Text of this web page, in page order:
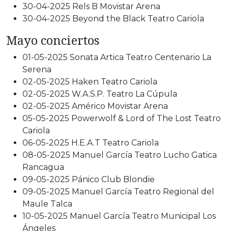
30-04-2025 Rels B Movistar Arena
30-04-2025 Beyond the Black Teatro Cariola
Mayo conciertos
01-05-2025 Sonata Artica Teatro Centenario La
Serena
02-05-2025 Haken Teatro Cariola
02-05-2025 W.A.S.P. Teatro La Cúpula
02-05-2025 Américo Movistar Arena
05-05-2025 Powerwolf & Lord of The Lost Teatro
Cariola
06-05-2025 H.E.A.T Teatro Cariola
08-05-2025 Manuel García Teatro Lucho Gatica
Rancagua
09-05-2025 Pánico Club Blondie
09-05-2025 Manuel García Teatro Regional del
Maule Talca
10-05-2025 Manuel García Teatro Municipal Los
Ángeles